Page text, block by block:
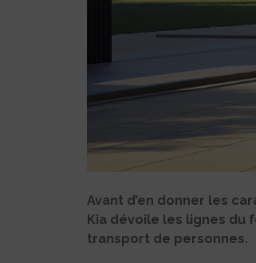
Avant d’en donner les
Kia dévoile les lignes du
transport de personnes.